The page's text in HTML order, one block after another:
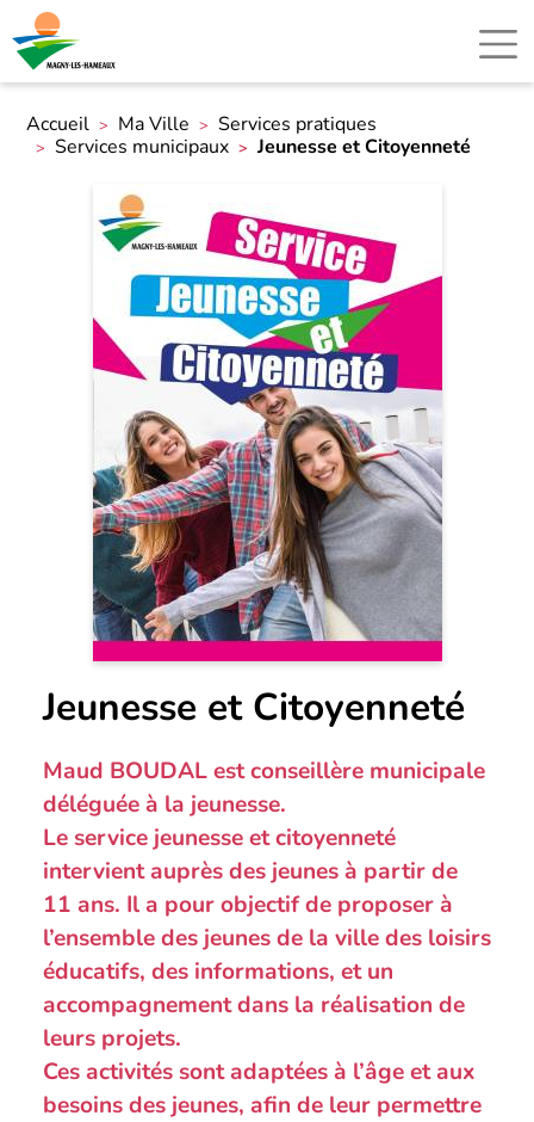
Accueil Ma Ville
Services pratiques
Services municipaux
Jeunesse et Citoyenneté
Jeunesse et Citoyenneté
Maud BOUDAL est conseillère municipale
déléguée à la jeunesse.
Le service jeunesse et citoyenneté
intervient auprès des jeunes à partir de
11 ans. Il a pour objectif de proposer à
l’ensemble des jeunes de la ville des loisirs
éducatifs, des informations, et un
accompagnement dans la réalisation de
leurs projets.
Ces activités sont adaptées à l’âge et aux
besoins des jeunes, afin de leur permettre